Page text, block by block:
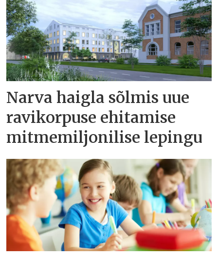
Narva haigla sõlmis uue
ravikorpuse ehitamise
mitmemiljonilise lepingu